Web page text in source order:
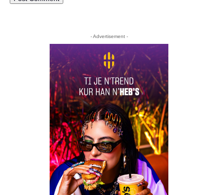
- Advertisement -